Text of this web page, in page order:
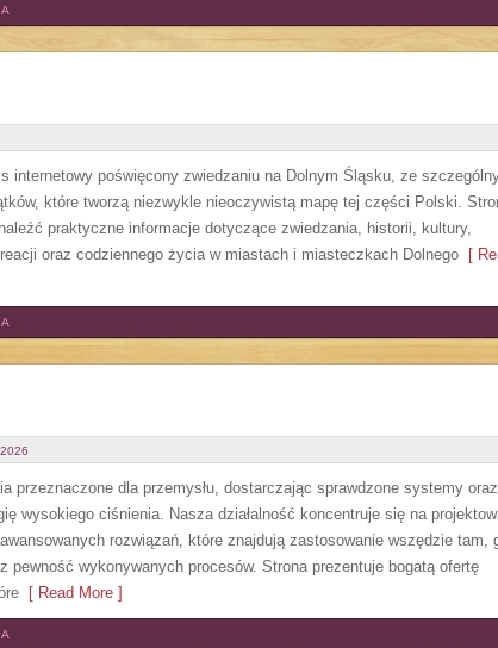
internetowy poświęcony zwiedzaniu na Dolnym Śląsku, ze
które tworzą niezwykle nieoczywistą mapę tej części Polski.
praktyczne informacje dotyczące zwiedzania, historii, kultury,
oraz codziennego życia w miastach i miasteczkach Dolnego [
przeznaczone dla przemysłu, dostarczając sprawdzone systemy oraz
wysokiego ciśnienia. Nasza działalność koncentruje się na
rozwiązań, które znajdują zastosowanie wszędzie tam,
pewność wykonywanych procesów. Strona prezentuje bogatą ofertę
[ Read More ]